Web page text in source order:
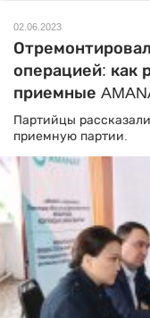
02.06.2023
операцией: как
приемные
Партийцы
приемную партии.